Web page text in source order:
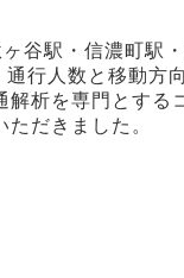
濃町駅・国立
動方向を
とするコン
した。